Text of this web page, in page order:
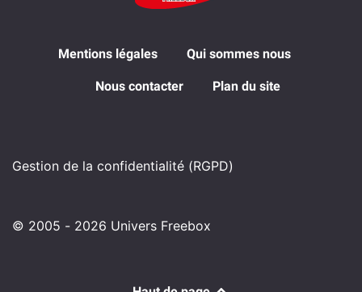
Mentions légales Qui sommes nous
Nous contacter Plan du site
Gestion de la confidentialité (RGPD)
© 2005 - 2026 Univers Freebox